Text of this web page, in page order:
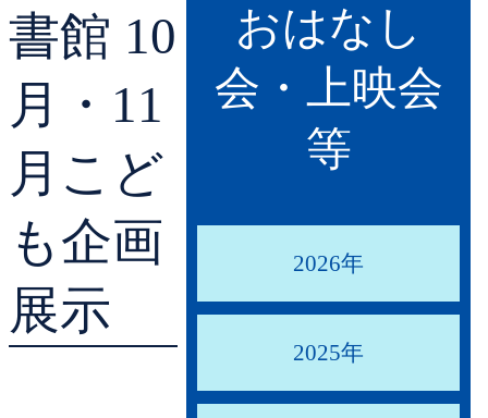
レファレンスサービ
好きなおはなしの
書館 10
月・11
月こど
も企画
展示
おはなし
会・上映会
等
2026年
2025年